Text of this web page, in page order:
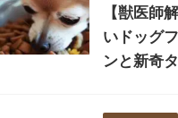
【獣医師
いドッグ
ンと新奇